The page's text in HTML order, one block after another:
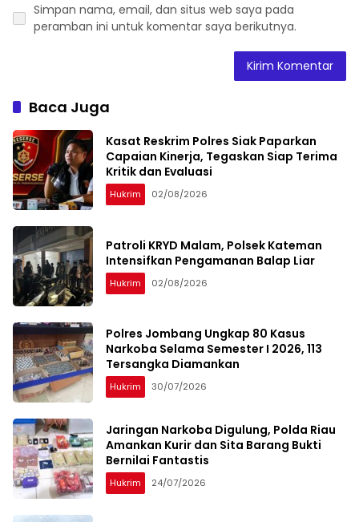
Simpan nama, email, dan situs web saya pada
peramban ini untuk komentar saya berikutnya.
Baca Juga
Kasat Reskrim Polres Siak Paparkan
Capaian Kinerja, Tegaskan Siap Terima
Kritik dan Evaluasi
Hukrim 02/08/2026
Patroli KRYD Malam, Polsek Kateman
Intensifkan Pengamanan Balap Liar
Hukrim 02/08/2026
Polres Jombang Ungkap 80 Kasus
Narkoba Selama Semester I 2026, 113
Tersangka Diamankan
Hukrim 30/07/2026
Jaringan Narkoba Digulung, Polda Riau
Amankan Kurir dan Sita Barang Bukti
Bernilai Fantastis
Hukrim 24/07/2026